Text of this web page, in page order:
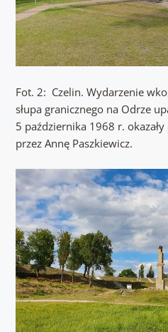
Fot. 2: Czelin. Wydarzenie
słupa granicznego na Odrze
5 października 1968 r.
przez Annę Paszkiewicz.